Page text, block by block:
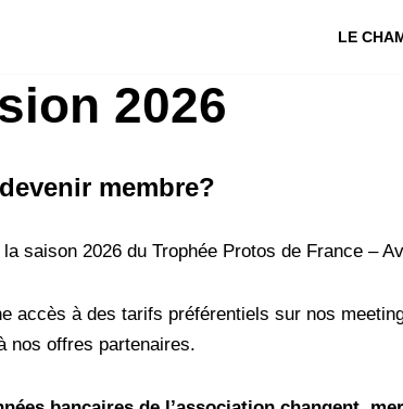
LE
2026
membre?
la saison 2026 du Trophée Protos de France –
accès à des tarifs préférentiels sur nos
offres partenaires.